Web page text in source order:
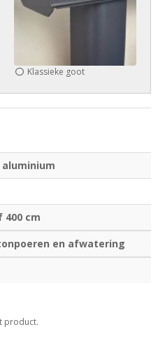
Klassieke goot
400 cm
en afwatering
product.